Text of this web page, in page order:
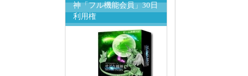
神「フル機能会員」30日
利用権